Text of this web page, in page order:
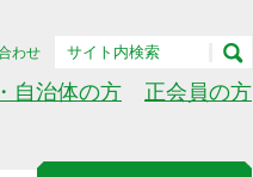
わせ
自治体の方 正会員の方